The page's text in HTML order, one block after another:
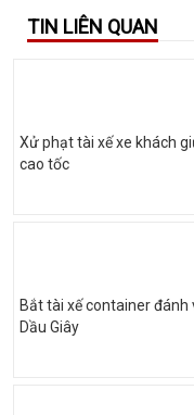
TIN LIÊN QUAN
Xử phạt tài xế xe khách
cao tốc
Bắt tài xế container đánh
Dầu Giây